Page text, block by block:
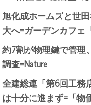
旭化成ホームズと世
大へ=ガーデンカフェ
約7割が物理鍵で管理
調査=Nature
全建総連「第6回工務
は十分に進まず=「物